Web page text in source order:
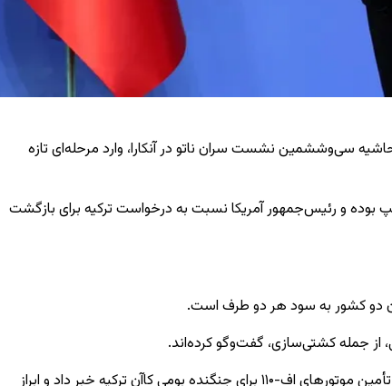
سی‌وششمین نشست سران ناتو در آنکارا، وارد مرحله‌ای تازه
اف-۳۵ یکی از مهم‌ترین محورهای گفت‌وگوی او با ترامپ بوده و رئیس‌جمهور آمریکا نسبت به درخواست ترکیه برای بازگشت
دو کشور به سود هر دو طرف است.
از جمله کشتی‌سازی، گفت‌وگو کرده‌اند.
به گفته او، همکاری‌های احتمالی میان دو کشور می‌تواند شامل ناوچه‌ها، زیردریایی‌ها و کوروت‌ها شود. اردوغان همچنین از گفت‌وگو با ترامپ درباره تأمین موتورهای اف-۱۱۰ برای جنگنده بومی کاآن ترکیه خبر داد و ابراز